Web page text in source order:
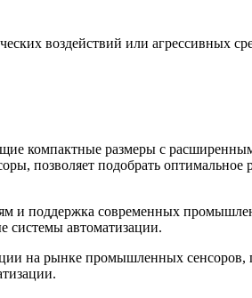
воздействий или агрессивных
компактные размеры с
позволяет подобрать оптимальное
и поддержка современных
системы автоматизации.
на рынке промышленных сенсоров,